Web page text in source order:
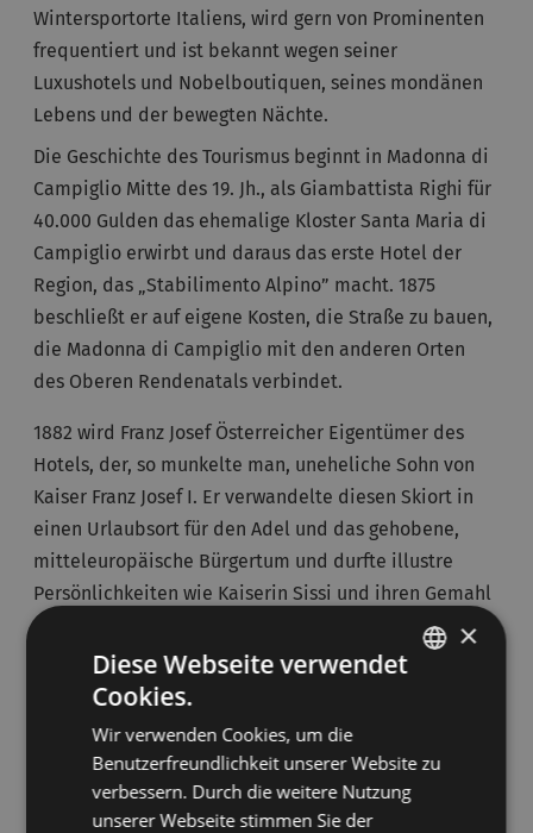
Wintersportorte Italiens, wird gern von Prominenten
frequentiert und ist bekannt wegen seiner
Luxushotels und Nobelboutiquen, seines mondänen
Lebens und der bewegten Nächte.
Die Geschichte des Tourismus beginnt in Madonna di
Campiglio Mitte des 19. Jh., als Giambattista Righi für
40.000 Gulden das ehemalige Kloster Santa Maria di
Campiglio erwirbt und daraus das erste Hotel der
Region, das „Stabilimento Alpino” macht. 1875
beschließt er auf eigene Kosten, die Straße zu bauen,
die Madonna di Campiglio mit den anderen Orten
des Oberen Rendenatals verbindet.
1882 wird Franz Josef Österreicher Eigentümer des
Hotels, der, so munkelte man, uneheliche Sohn von
Kaiser Franz Josef I. Er verwandelte diesen Skiort in
einen Urlaubsort für den Adel und das gehobene,
mitteleuropäische Bürgertum und durfte illustre
Persönlichkeiten wie Kaiserin Sissi und ihren Gemahl
zu seinen Gästen zählen.
Um den Skisport aufzuwerten und für den Ort zu
werben, wurde 1947 die Seilbahngesellschaft „Società
Funivie Madonna di Campiglio“ gegründet. 1948
entstand mit einer Sesselbahn die erste Liftanlage,
die das Dorf mit dem Spinale verband. In den 1950er
×
Diese Webseite verwendet
Cookies.
Wir verwenden Cookies, um die
Benutzerfreundlichkeit unserer Website zu
verbessern. Durch die weitere Nutzung
unserer Webseite stimmen Sie der